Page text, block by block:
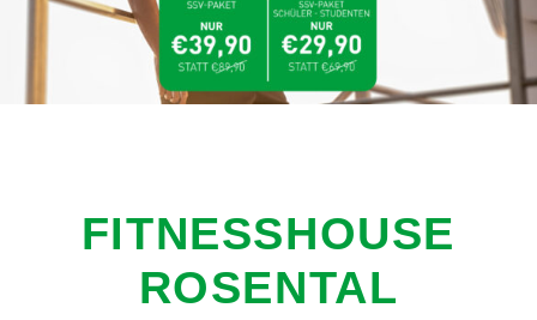
FITNESSHOUSE
ROSENTAL